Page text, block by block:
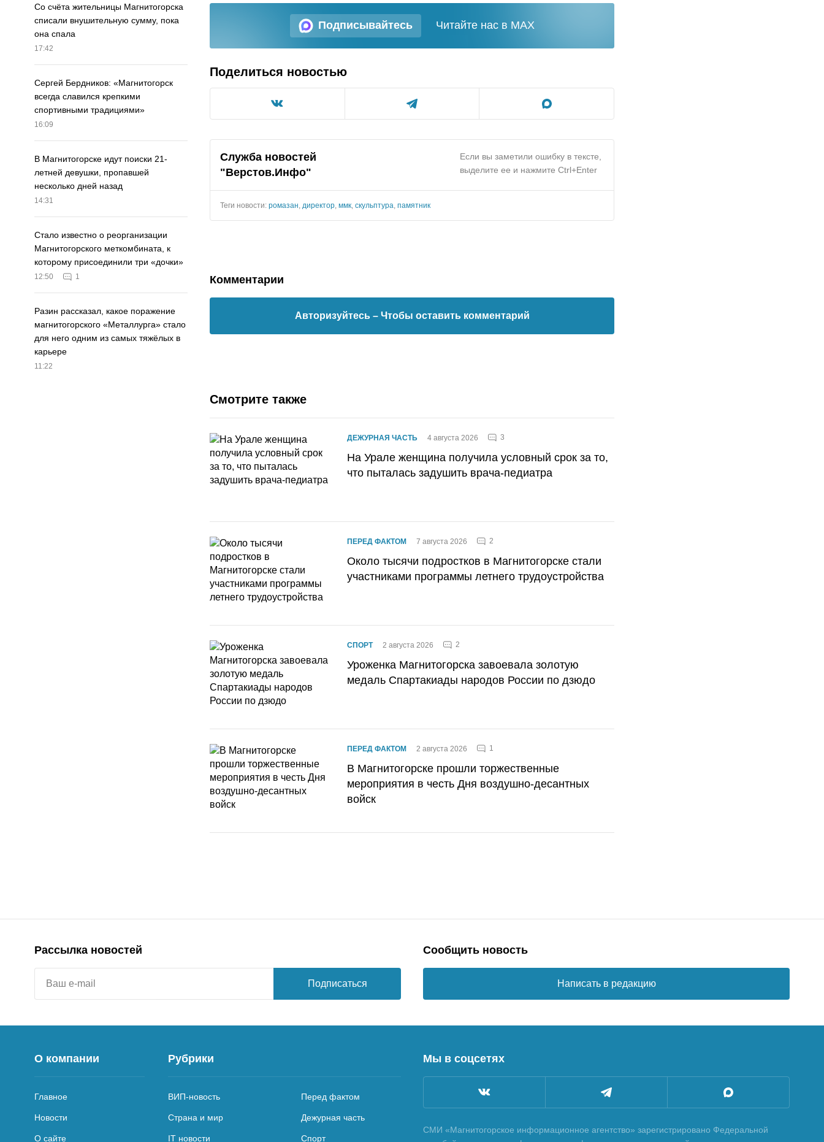
Со счёта жительницы Магнитогорска
списали внушительную сумму, пока
она спала
17:42
Сергей Бердников: «Магнитогорск
всегда славился крепкими
спортивными традициями»
16:09
В Магнитогорске идут поиски 21-
летней девушки, пропавшей
несколько дней назад
14:31
Стало известно о реорганизации
Магнитогорского меткомбината, к
которому присоединили три «дочки»
12:50 1
Разин рассказал, какое поражение
магнитогорского «Металлурга» стало
для него одним из самых тяжёлых в
карьере
11:22
Подписывайтесь Читайте нас в MAX
Поделиться новостью
Служба новостей
"Верстов.Инфо"
Если вы заметили ошибку в тексте,
выделите ее и нажмите Ctrl+Enter
Теги новости: ромазан директор ммк скульптура памятник
Комментарии
Авторизуйтесь – Чтобы оставить комментарий
Смотрите также
ДЕЖУРНАЯ ЧАСТЬ 4 августа 2026 3
На Урале женщина получила условный срок за то,
что пыталась задушить врача-педиатра
ПЕРЕД ФАКТОМ 7 августа 2026 2
Около тысячи подростков в Магнитогорске стали
участниками программы летнего трудоустройства
СПОРТ 2 августа 2026 2
Уроженка Магнитогорска завоевала золотую
медаль Спартакиады народов России по дзюдо
ПЕРЕД ФАКТОМ 2 августа 2026 1
В Магнитогорске прошли торжественные
мероприятия в честь Дня воздушно-десантных
войск
Рассылка новостей
Подписаться
Сообщить новость
Написать в редакцию
О компании
Главное
Новости
О сайте
Рубрики
ВИП-новость Перед фактом
Страна и мир Дежурная часть
IT новости Спорт
Мы в соцсетях
СМИ «Магнитогорское информационное агентство» зарегистрировано Федеральной